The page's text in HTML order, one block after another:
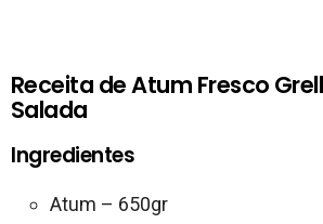
Receita de Atum Fresco
Salada
Ingredientes
Atum – 650gr